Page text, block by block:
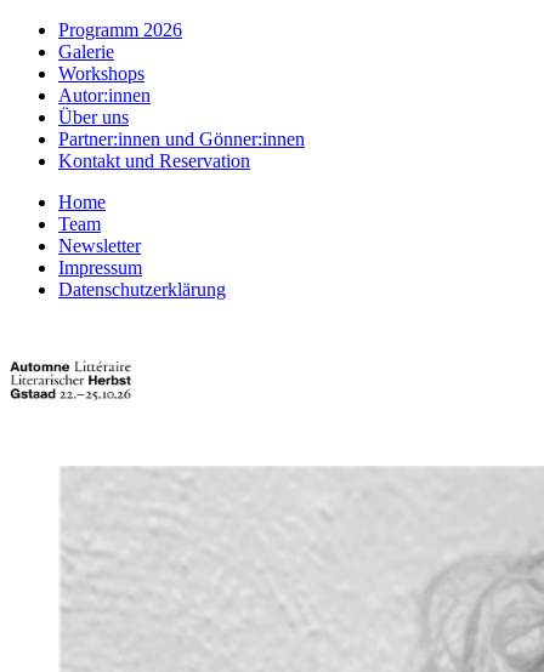
Programm 2026
Galerie
Workshops
Autor:innen
Über uns
Partner:innen und Gönner:innen
Kontakt und Reservation
Home
Team
Newsletter
Impressum
Datenschutzerklärung